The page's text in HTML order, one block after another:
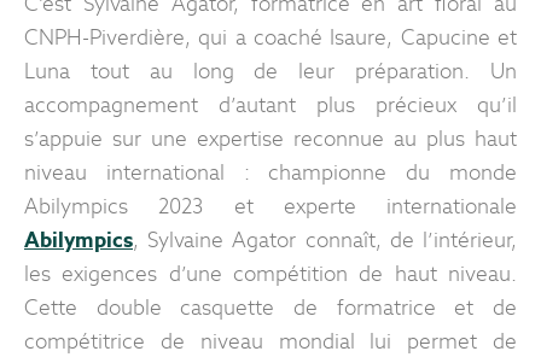
CNPH-Piverdière, qui a coaché Isaure, Capucine et
Luna tout au long de leur préparation. Un
accompagnement d’autant plus précieux qu’il
s’appuie sur une expertise reconnue au plus haut
niveau international : championne du monde
Abilympics 2023 et experte internationale
Abilympics, Sylvaine Agator connaît, de l’intérieur,
les exigences d’une compétition de haut niveau.
Cette double casquette de formatrice et de
compétitrice de niveau mondial lui permet de